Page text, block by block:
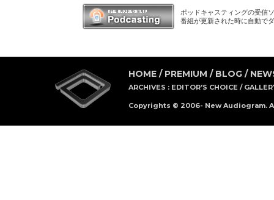
ポッドキャスティングの受信
番組が更新された時に自動で
HOME / PREMIUM / BLOG /
ARCHIVES : EDITOR’S CHOICE /
Copyrights © 2006- New Audiogram.